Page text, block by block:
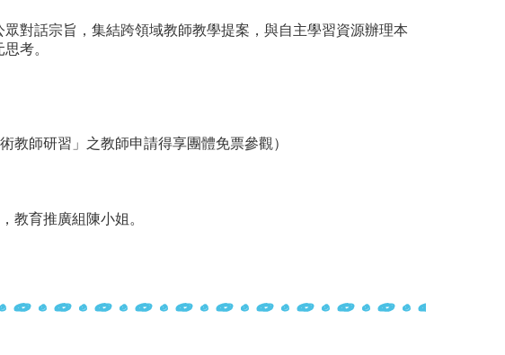
對話宗旨，集結跨領域教師教學提案，與自主學習資源辦理本
考。
教師研習」之教師申請得享團體免票參觀）
教育推廣組陳小姐。